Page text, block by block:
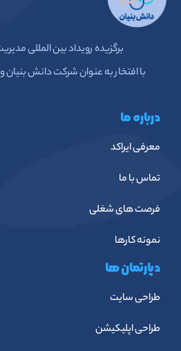
درباره ما
معرفی ایراکد
تماس با ما
فرصت های شغلی
نمونه کارها
دپارتمان ها
طراحی سایت
طراحی اپلیکیشن
برگزیده رویداد بین المللی
با افتخار به عنوان شرکت دانش